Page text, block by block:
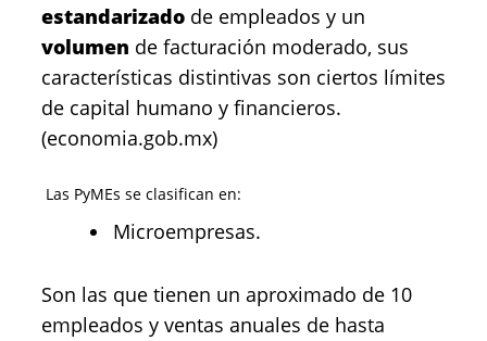
estandarizado de empleados y un
volumen de facturación moderado, sus
características distintivas son ciertos límites
de capital humano y financieros.
(economia.gob.mx)
Las PyMEs se clasifican en:
Microempresas.
Son las que tienen un aproximado de 10
empleados y ventas anuales de hasta